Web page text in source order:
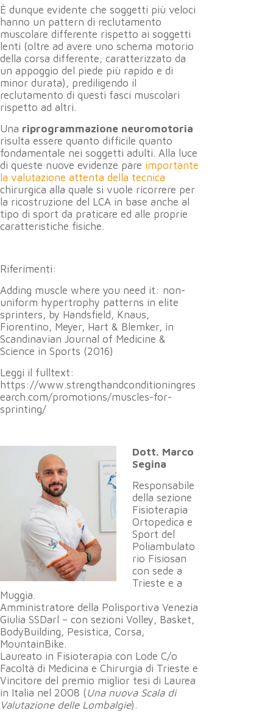
È dunque evidente che soggetti più veloci
hanno un pattern di reclutamento
muscolare differente rispetto ai soggetti
lenti (oltre ad avere uno schema motorio
della corsa differente, caratterizzato da
un appoggio del piede più rapido e di
minor durata), prediligendo il
reclutamento di questi fasci muscolari
rispetto ad altri.
Una riprogrammazione neuromotoria
risulta essere quanto difficile quanto
fondamentale nei soggetti adulti. Alla luce
di queste nuove evidenze pare importante
la valutazione attenta della tecnica
chirurgica alla quale si vuole ricorrere per
la ricostruzione del LCA in base anche al
tipo di sport da praticare ed alle proprie
caratteristiche fisiche.
Riferimenti:
Adding muscle where you need it: non-
uniform hypertrophy patterns in elite
sprinters, by Handsfield, Knaus,
Fiorentino, Meyer, Hart & Blemker, in
Scandinavian Journal of Medicine &
Science in Sports (2016)
Leggi il fulltext:
https://www.strengthandconditioningres
earch.com/promotions/muscles-for-
sprinting/
Dott. Marco
Segina
Responsabile
della sezione
Fisioterapia
Ortopedica e
Sport del
Poliambulato
rio Fisiosan
con sede a
Trieste e a
Muggia.
Amministratore della Polisportiva Venezia
Giulia SSDarl – con sezioni Volley, Basket,
BodyBuilding, Pesistica, Corsa,
MountainBike.
Laureato in Fisioterapia con Lode C/o
Facoltà di Medicina e Chirurgia di Trieste e
Vincitore del premio miglior tesi di Laurea
in Italia nel 2008 (Una nuova Scala di
Valutazione delle Lombalgie).